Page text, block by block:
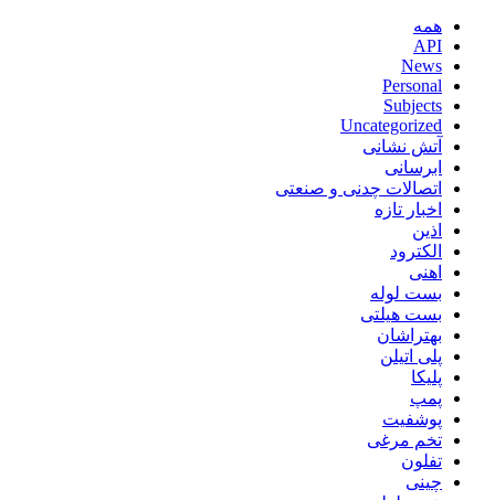
همه
API
News
Personal
Subjects
Uncategorized
آتش نشانی
ابرسانی
اتصالات چدنی و صنعتی
اخبار تازه
اذین
الکترود
اهنی
بست لوله
بست هیلتی
بهتراشان
پلی اتیلن
پلیکا
پمپ
پوشفیت
تخم مرغی
تفلون
چینی